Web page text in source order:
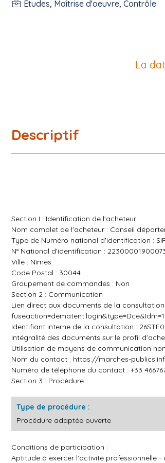
Etudes, Maîtrise d'oeuvre, Contrôle
La
Descriptif
Section I : Identification de l'acheteur
Nom complet de l'acheteur : Conseil
Type de Numéro national d'identification :
N° National d'identification :
Ville : Nîmes
Code Postal : 30044
Groupement de commandes : Non
Section 2 : Communication
Lien direct aux documents de la consultation
Identifiant interne de la consultation :
Intégralité des documents sur le profil
Utilisation de moyens de communication
Nom du contact : https://marches-
Numéro de téléphone du contact : +33
Section 3 : Procédure
Type de procédure :
Procédure adaptée ouverte
Conditions de participation :
Aptitude à exercer l'activité professionnelle